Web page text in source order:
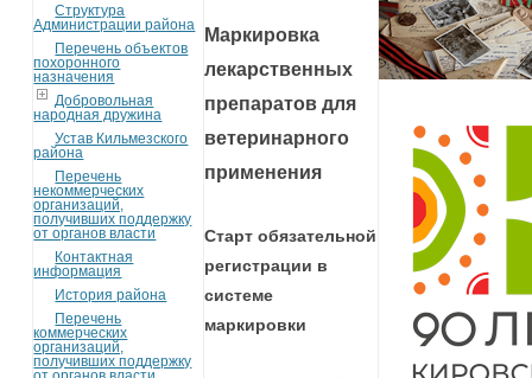
Структура
Администрации района
Перечень объектов
похоронного
назначения
Добровольная
народная дружина
Устав Кильмезского
района
Перечень
некоммерческих
организаций,
получивших поддержку
от органов власти
Контактная
информация
История района
Перечень
коммерческих
организаций,
получивших поддержку
Маркировка
лекарственных
препаратов для
ветеринарного
применения
Старт обязательной
регистрации в
системе
маркировки